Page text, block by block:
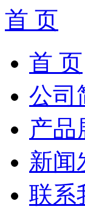
首 页
首 页
公司
产品
新闻
联系